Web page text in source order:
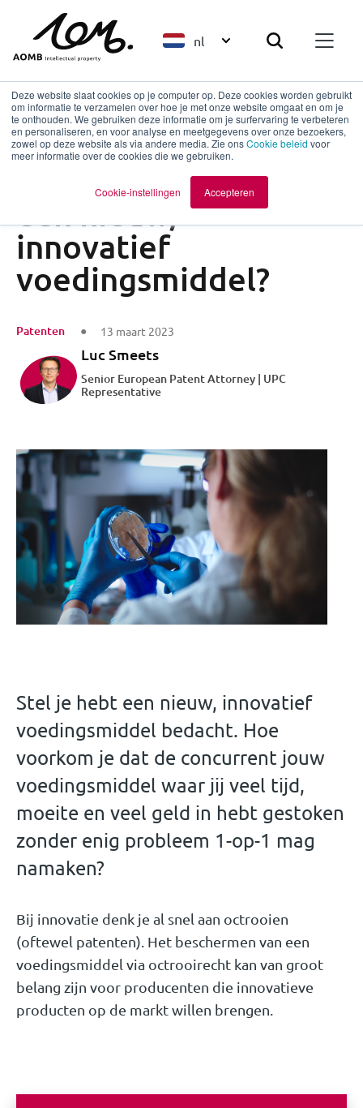
Deze website slaat cookies op je computer op. Deze cookies worden gebruikt
om informatie te verzamelen over hoe je met onze website omgaat en om je
te onthouden. We gebruiken deze informatie om je surfervaring te verbeteren
en personaliseren, en voor analyse en meetgegevens over onze bezoekers,
zowel op deze website als via andere media. Zie onsCookie beleid voor
meer informatie over de cookies die we gebruiken.
Cookie-instellingen Accepteren
nl
Terug naar overzicht
Hoe bescherm je
een nieuw,
innovatief
voedingsmiddel?
Patenten 13 maart 2023
Luc Smeets
Senior European Patent Attorney | UPC
Representative
Stel je hebt een nieuw, innovatief
voedingsmiddel bedacht. Hoe
voorkom je dat de concurrent jouw
voedingsmiddel waar jij veel tijd,
moeite en veel geld in hebt gestoken
zonder enig probleem 1-op-1 mag
namaken?
Bij innovatie denk je al snel aan octrooien
(oftewel patenten). Het beschermen van een
voedingsmiddel via octrooirecht kan van groot
belang zijn voor producenten die innovatieve
producten op de markt willen brengen.